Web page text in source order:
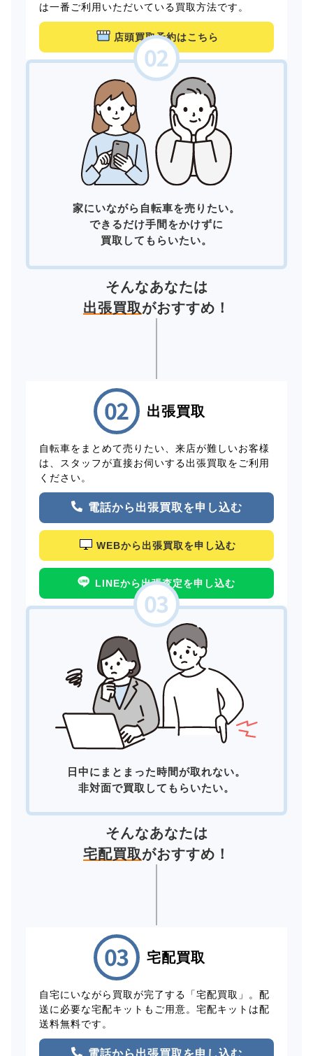
は一番ご利用いただいている買取方法です。
店頭買取予約はこちら
家にいながら自転車を売りたい。
できるだけ手間をかけずに
買取してもらいたい。
そんなあなたは
出張買取がおすすめ！
出張買取
自転車をまとめて売りたい、来店が難しいお客様
は、スタッフが直接お伺いする出張買取をご利用
ください。
電話から出張買取を申し込む
WEBから出張買取を申し込む
LINEから出張査定を申し込む
日中にまとまった時間が取れない。
非対面で買取してもらいたい。
そんなあなたは
宅配買取がおすすめ！
宅配買取
自宅にいながら買取が完了する「宅配買取」。配
送に必要な宅配キットもご用意。宅配キットは配
送料無料です。
電話から出張買取を申し込む